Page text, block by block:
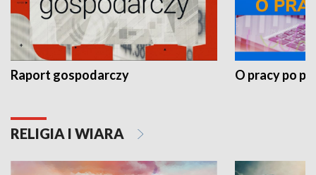
Raport gospodarczy O pracy po
RELIGIA I WIARA